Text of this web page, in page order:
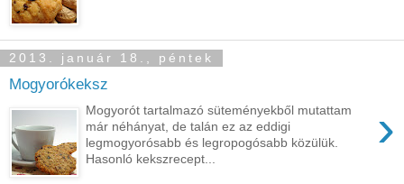
2013. január 18., péntek
Mogyorókeksz
›
Mogyorót tartalmazó süteményekből mutattam
már néhányat, de talán ez az eddigi
legmogyorósabb és legropogósabb közülük.
Hasonló kekszrecept...